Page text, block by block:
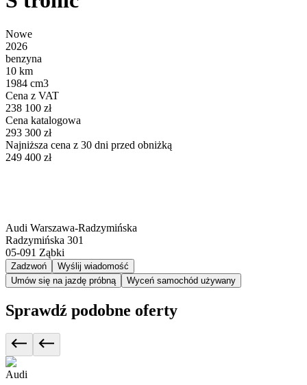
Nowe
2026
benzyna
10 km
1984 cm3
Cena z VAT
238 100 zł
Cena katalogowa
293 300 zł
Najniższa cena z 30 dni przed obniżką
249 400 zł
Audi Warszawa-Radzymińska
Radzymińska 301
05-091 Ząbki
Zadzwoń
Wyślij wiadomość
Umów się na jazdę próbną
Wyceń samochód używany
Sprawdź podobne oferty
Audi